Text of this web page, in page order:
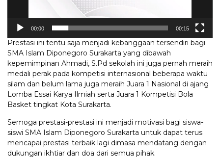
00:00 00:15
Prestasi ini tentu saja menjadi kebanggaan tersendiri bagi
SMA Islam Diponegoro Surakarta yang dibawah
kepemimpinan Ahmadi, S.Pd sekolah ini juga pernah meraih
medali perak pada kompetisi internasional beberapa waktu
silam dan belum lama juga meraih Juara 1 Nasional di ajang
Lomba Essai Karya Ilmiah serta Juara 1 Kompetisi Bola
Basket tingkat Kota Surakarta.
Semoga prestasi-prestasi ini menjadi motivasi bagi siswa-
siswi SMA Islam Diponegoro Surakarta untuk dapat terus
mencapai prestasi terbaik lagi dimasa mendatang dengan
dukungan ikhtiar dan doa dari semua pihak.